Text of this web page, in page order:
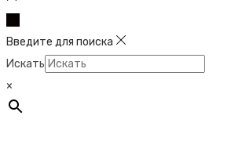
Введите для поиска
Искать
×